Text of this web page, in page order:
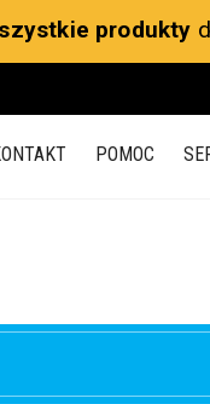
produkty
POMOC